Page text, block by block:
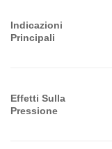
Indicazioni
Principali
Effetti Sulla
Pressione